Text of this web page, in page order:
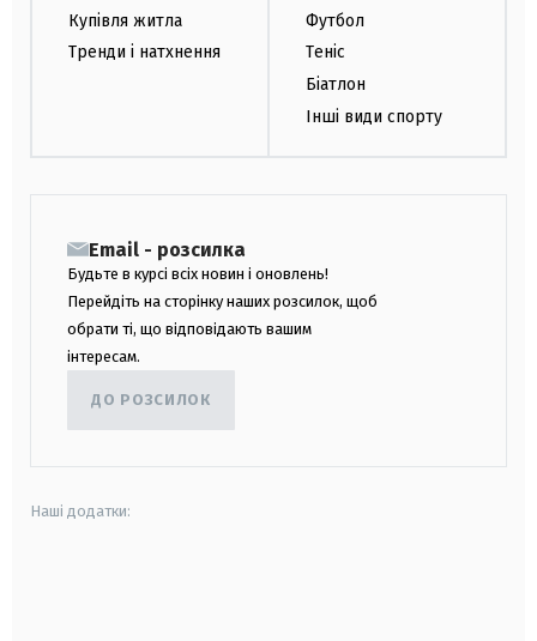
Купівля житла
Тренди і натхнення
Футбол
Теніс
Біатлон
Інші види спорту
Email - розсилка
Будьте в курсі всіх новин і оновлень!
Перейдіть на сторінку наших розсилок, щоб
обрати ті, що відповідають вашим
інтересам.
ДО РОЗСИЛОК
Наші додатки: